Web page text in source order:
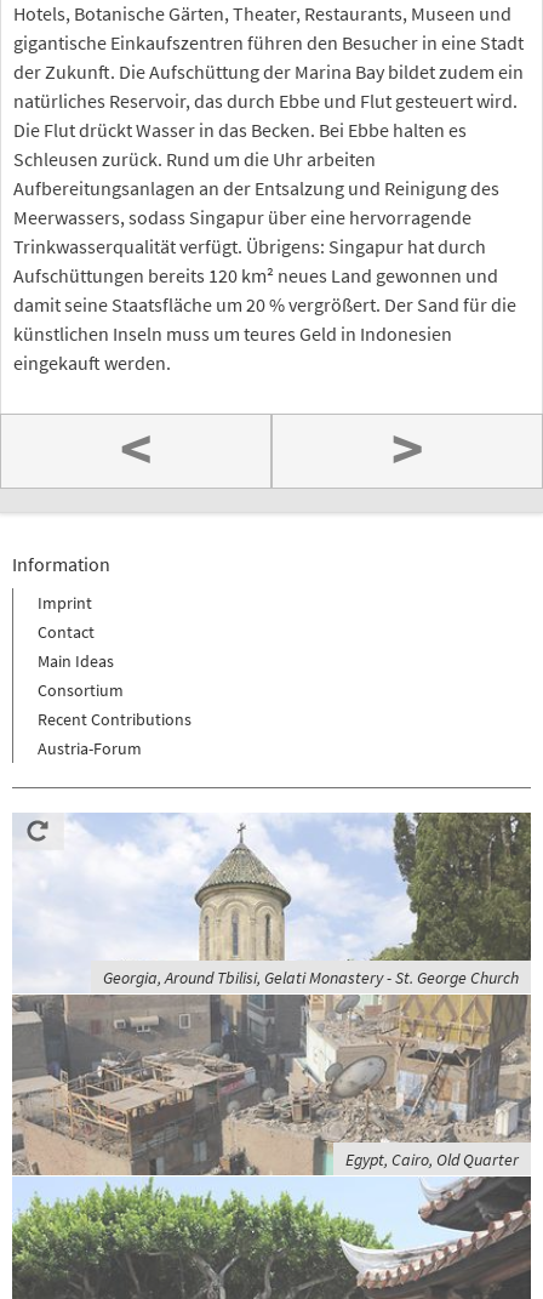
Hotels, Botanische Gärten, Theater, Restaurants, Museen und
gigantische Einkaufszentren führen den Besucher in eine Stadt
der Zukunft. Die Aufschüttung der Marina Bay bildet zudem ein
natürliches Reservoir, das durch Ebbe und Flut gesteuert wird.
Die Flut drückt Wasser in das Becken. Bei Ebbe halten es
Schleusen zurück. Rund um die Uhr arbeiten
Aufbereitungsanlagen an der Entsalzung und Reinigung des
Meerwassers, sodass Singapur über eine hervorragende
Trinkwasserqualität verfügt. Übrigens: Singapur hat durch
Aufschüttungen bereits 120 km² neues Land gewonnen und
damit seine Staatsfläche um 20 % vergrößert. Der Sand für die
künstlichen Inseln muss um teures Geld in Indonesien
eingekauft werden.
< >
Information
Imprint
Contact
Main Ideas
Consortium
Recent Contributions
Austria-Forum
Georgia, Around Tbilisi, Gelati Monastery - St. George Church
Egypt, Cairo, Old Quarter